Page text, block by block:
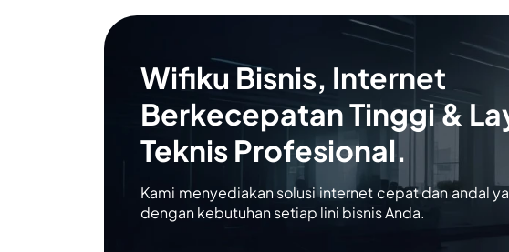
Wifiku Bisnis, Internet
Berkecepatan Tinggi &
Teknis Profesional.
Kami menyediakan solusi internet cepat dan andal
dengan kebutuhan setiap lini bisnis Anda.